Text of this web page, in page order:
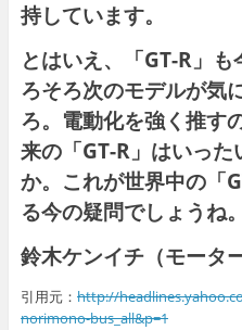
持しています。
とはいえ、「GT-R」
ろそろ次のモデルが気
ろ。電動化を強く推す
来の「GT-R」はいった
か。これが世界中の「
る今の疑問でしょうね。
鈴木ケンイチ（モータ
引用元： http://
norimono-bus_all&p=1